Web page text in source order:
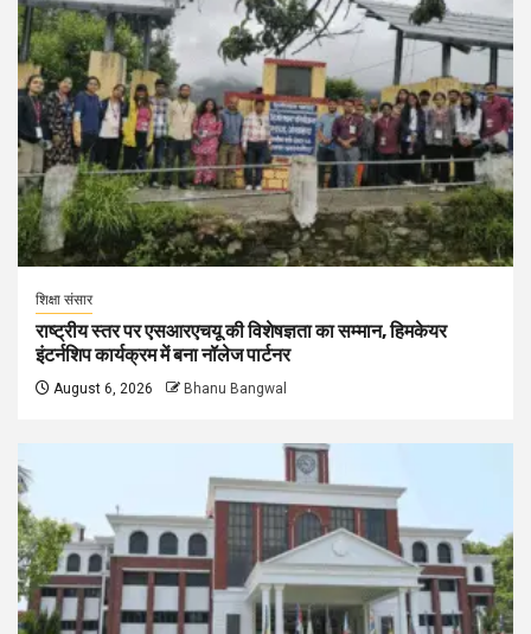
शिक्षा संसार
राष्ट्रीय स्तर पर एसआरएचयू की विशेषज्ञता का सम्मान, हिमकेयर
इंटर्नशिप कार्यक्रम में बना नॉलेज पार्टनर
August 6, 2026 Bhanu Bangwal